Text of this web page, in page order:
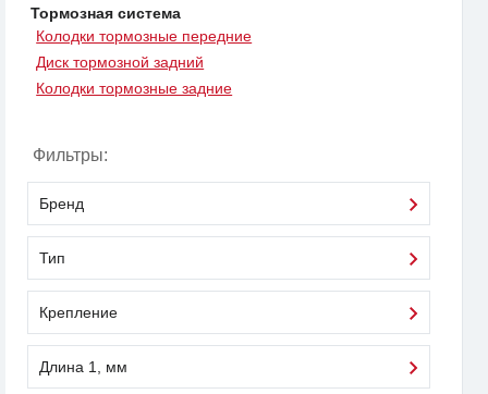
Тормозная система
Колодки тормозные передние
Диск тормозной задний
Колодки тормозные задние
Фильтры:
Бренд
Тип
Крепление
Длина 1, мм